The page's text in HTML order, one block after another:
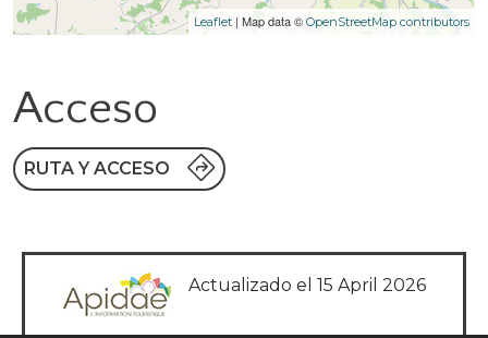
Leaflet | Map data © OpenStreetMap contributors
Acceso
RUTA Y ACCESO
Actualizado el 15 April 2026